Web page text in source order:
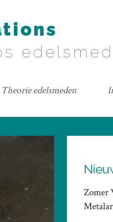
Theorie edelsmeden
Zomer